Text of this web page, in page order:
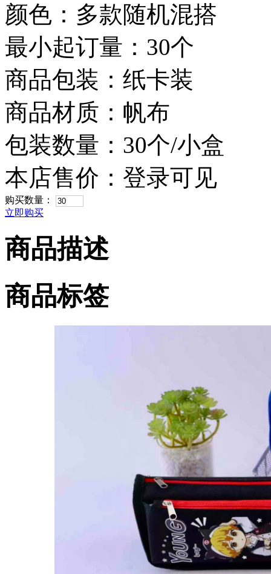
颜色：多款随机混搭
最小起订量：30个
商品包装：纸卡装
商品材质：帆布
包装数量：30个/小盒
本店售价： 登录可见
购买数量：
立即购买
商品描述
商品标签